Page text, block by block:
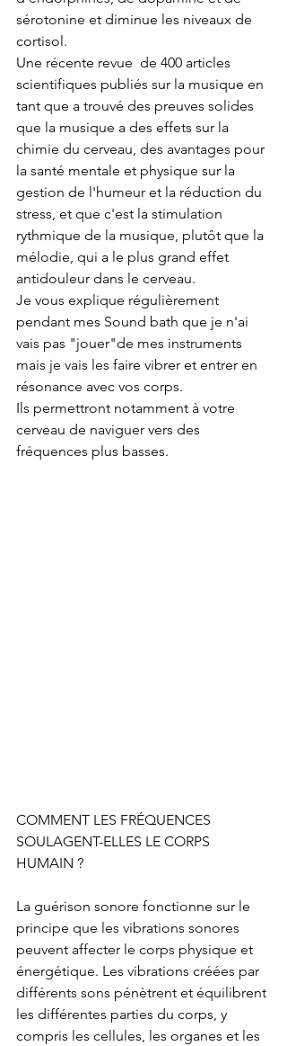
sérotonine et diminue les niveaux de
cortisol.
Une récente revue  de 400 articles
scientifiques publiés sur la musique en
tant que a trouvé des preuves solides
que la musique a des effets sur la
chimie du cerveau, des avantages pour
la santé mentale et physique sur la
gestion de l'humeur et la réduction du
stress, et que c'est la stimulation
rythmique de la musique, plutôt que la
mélodie, qui a le plus grand effet
antidouleur dans le cerveau.
Je vous explique régulièrement
pendant mes Sound bath que je n'ai
vais pas "jouer"de mes instruments
mais je vais les faire vibrer et entrer en
résonance avec vos corps.
Ils permettront notamment à votre
cerveau de naviguer vers des
fréquences plus basses.
COMMENT LES FRÉQUENCES
SOULAGENT-ELLES LE CORPS
HUMAIN ?
La guérison sonore fonctionne sur le
principe que les vibrations sonores
peuvent affecter le corps physique et
énergétique. Les vibrations créées par
différents sons pénètrent et équilibrent
les différentes parties du corps, y
compris les cellules, les organes et les